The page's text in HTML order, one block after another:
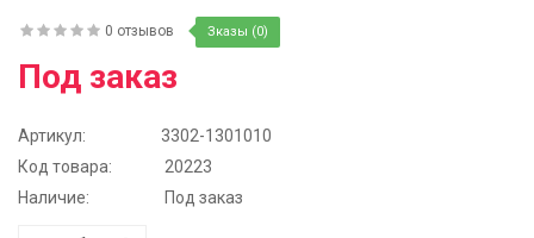
0 отзывов Зказы (0)
Под заказ
Артикул:
3302-1301010
Код товара:
20223
Наличие:
Под заказ